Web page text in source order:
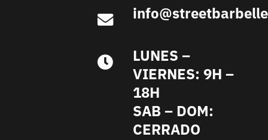
LUNES –
VIERNES: 9H –
18H
SAB – DOM:
CERRADO